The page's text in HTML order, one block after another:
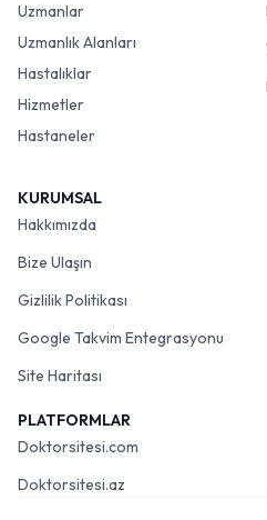
Uzmanlar
Uzmanlık Alanları
Hastalıklar
Hizmetler
Hastaneler
KURUMSAL
Hakkımızda
Bize Ulaşın
Gizlilik Politikası
Google Takvim Entegrasyonu
Site Haritası
PLATFORMLAR
Doktorsitesi.com
Doktorsitesi.az